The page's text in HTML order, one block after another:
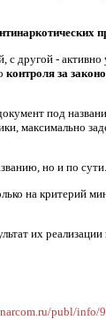
другой -
контроля за
под
максимально
но и по сути.
на критерий
их реализации
publ/info/